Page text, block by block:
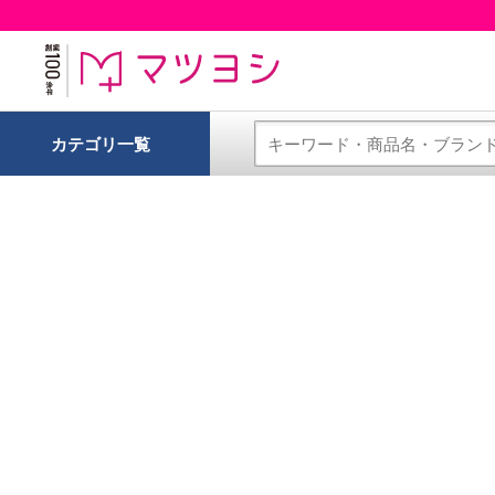
カテゴリ一覧